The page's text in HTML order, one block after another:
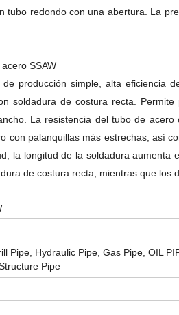
tubo redondo con una abertura. La
SSAW
producción simple, alta eficiencia
soldadura de costura recta.
La resistencia del tubo de
con palanquillas más estrechas, así
la longitud de la soldadura
de costura recta, mientras que
Pipe, Hydraulic Pipe, Gas Pipe, OIL
Pipe